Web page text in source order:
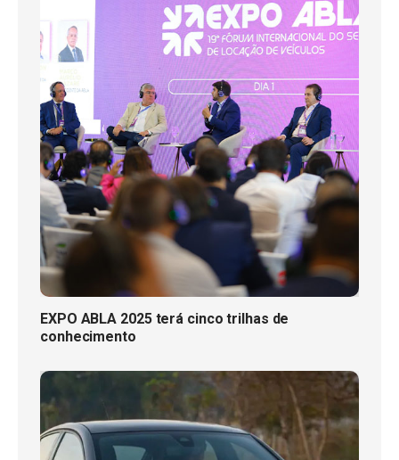
EXPO ABLA 2025 terá cinco trilhas de
conhecimento